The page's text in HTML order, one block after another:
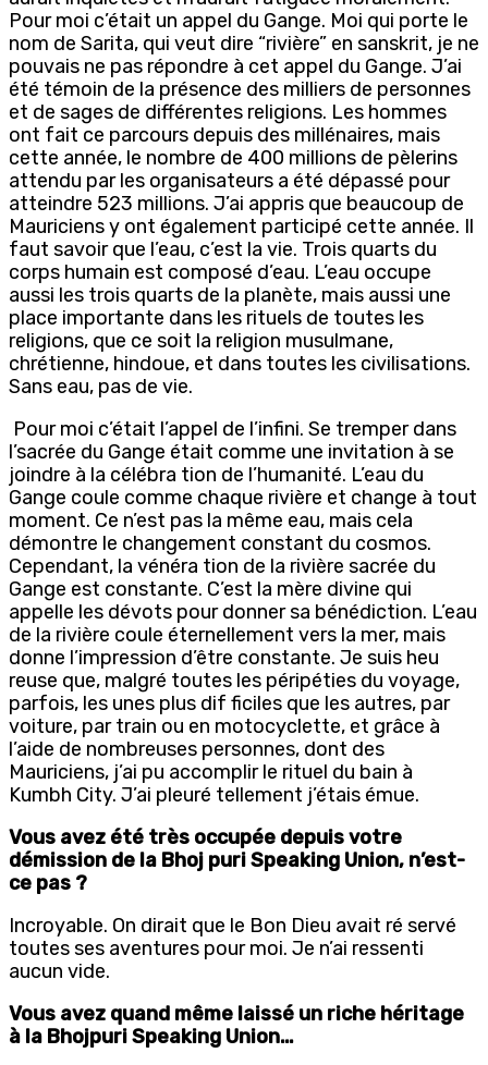
Pour moi c’était un appel du Gange. Moi qui porte le
nom de Sarita, qui veut dire “rivière” en sanskrit, je ne
pouvais ne pas répondre à cet appel du Gange. J’ai
été témoin de la présence des milliers de personnes
et de sages de différentes religions. Les hommes
ont fait ce parcours depuis des millénaires, mais
cette année, le nombre de 400 millions de pèlerins
attendu par les organisateurs a été dépassé pour
atteindre 523 millions. J’ai appris que beaucoup de
Mauriciens y ont également participé cette année. Il
faut savoir que l’eau, c’est la vie. Trois quarts du
corps humain est composé d’eau. L’eau occupe
aussi les trois quarts de la planète, mais aussi une
place importante dans les rituels de toutes les
religions, que ce soit la religion musulmane,
chrétienne, hindoue, et dans toutes les civilisations.
Sans eau, pas de vie.
Pour moi c’était l’appel de l’infini. Se tremper dans
l’sacrée du Gange était comme une invitation à se
joindre à la célébra tion de l’humanité. L’eau du
Gange coule comme chaque rivière et change à tout
moment. Ce n’est pas la même eau, mais cela
démontre le changement constant du cosmos.
Cependant, la vénéra tion de la rivière sacrée du
Gange est constante. C’est la mère divine qui
appelle les dévots pour donner sa bénédiction. L’eau
de la rivière coule éternellement vers la mer, mais
donne l’impression d’être constante. Je suis heu
reuse que, malgré toutes les péripéties du voyage,
parfois, les unes plus dif ficiles que les autres, par
voiture, par train ou en motocyclette, et grâce à
l’aide de nombreuses personnes, dont des
Mauriciens, j’ai pu accomplir le rituel du bain à
Kumbh City. J’ai pleuré tellement j’étais émue.
Vous avez été très occupée depuis votre
démission de la Bhoj puri Speaking Union, n’est-
ce pas ?
Incroyable. On dirait que le Bon Dieu avait ré servé
toutes ses aventures pour moi. Je n’ai ressenti
aucun vide.
Vous avez quand même laissé un riche héritage
à la Bhojpuri Speaking Union…